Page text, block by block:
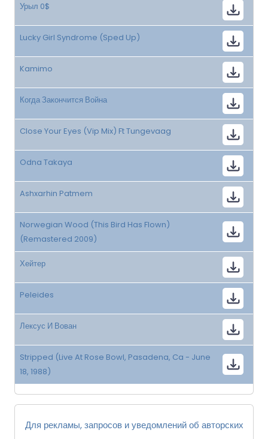
Урыл 0$
Lucky Girl Syndrome (Sped Up)
Kamimo
Когда Закончится Война
Close Your Eyes (Vip Mix) Ft Tungevaag
Odna Takaya
Ashxarhin Patmem
Norwegian Wood (This Bird Has Flown)
(Remastered 2009)
Хейтер
Peleides
Лексус И Вован
Stripped (Live At Rose Bowl, Pasadena, Ca - June
18, 1988)
Для рекламы, запросов и уведомлений об авторских